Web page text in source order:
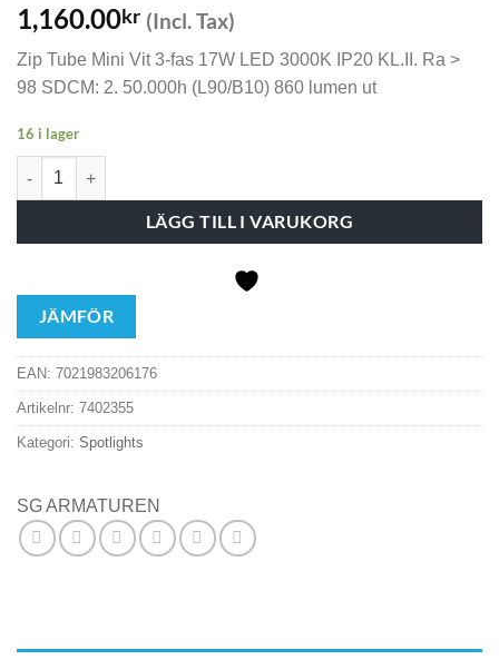
1,160.00kr (Incl. Tax)
Zip Tube Mini Vit 3-fas 17W LED 3000K IP20 KL.II. Ra >
98 SDCM: 2. 50.000h (L90/B10) 860 lumen ut
16 i lager
Spotl 320617 Zip Tube Mini V 3-F 3K mängd
LÄGG TILL I VARUKORG
JÄMFÖR
EAN: 7021983206176
Artikelnr: 7402355
Kategori: Spotlights
SG ARMATUREN